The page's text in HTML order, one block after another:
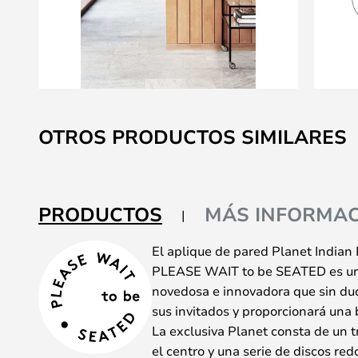
al
comienzo
galería
de
OTROS PRODUCTOS SIMILARES
PRODUCTOS MÁS
El aplique de pared Planet Indian
PLEASE WAIT to be SEATED es
novedosa e innovadora que sin
sus invitados y proporcionará
La exclusiva Planet consta de un
el centro y una serie de discos